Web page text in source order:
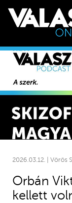
2026.03.12. | Vörös
Orbán
kellett